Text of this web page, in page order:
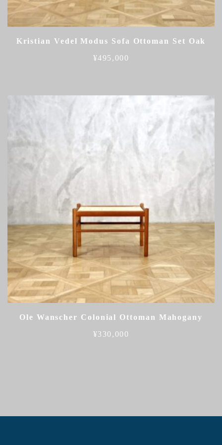
Kristian Vedel Modus Sofa Ottoman Set Oak
¥495,000
Ole Wanscher Colonial Ottoman Mahogany
¥330,000